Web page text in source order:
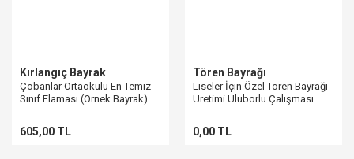
Kırlangıç Bayrak
Çobanlar Ortaokulu En Temiz
Sınıf Flaması (Örnek Bayrak)
605,00 TL
Tören Bayrağı
Liseler İçin Özel Tören Bayrağı
Üretimi Uluborlu Çalışması
0,00 TL